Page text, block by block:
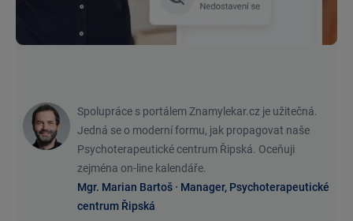
Spolupráce s portálem Znamylekar.cz je užitečná.
Jedná se o moderní formu, jak propagovat naše
Psychoterapeutické centrum Řipská. Oceňuji
zejména on-line kalendáře.
Mgr. Marian Bartoš · Manager, Psychoterapeutické
centrum Řipská